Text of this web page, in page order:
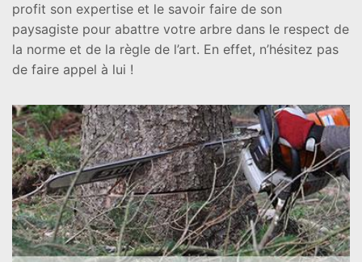
profit son expertise et le savoir faire de son
paysagiste pour abattre votre arbre dans le respect de
la norme et de la règle de l’art. En effet, n’hésitez pas
de faire appel à lui !